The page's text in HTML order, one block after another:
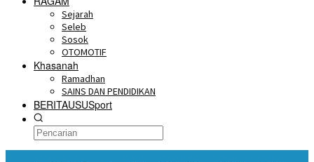
Sejarah
Seleb
Sosok
OTOMOTIF
Khasanah
Ramadhan
SAINS DAN PENDIDIKAN
BERITAUSUSport